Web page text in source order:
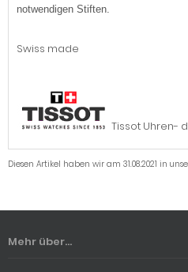
notwendigen Stiften.
Swiss made
Tissot Uhren-
Diesen Artikel haben wir am 31.08.2021 in
Mehr über...